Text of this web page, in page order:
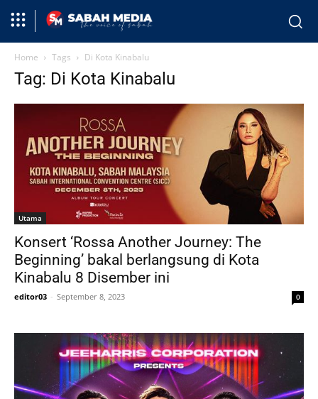
Home Tags Di Kota Kinabalu
Tag: Di Kota Kinabalu
Utama
Konsert ‘Rossa Another Journey: The
Beginning’ bakal berlangsung di Kota
Kinabalu 8 Disember ini
editor03 - September 8, 2023 0